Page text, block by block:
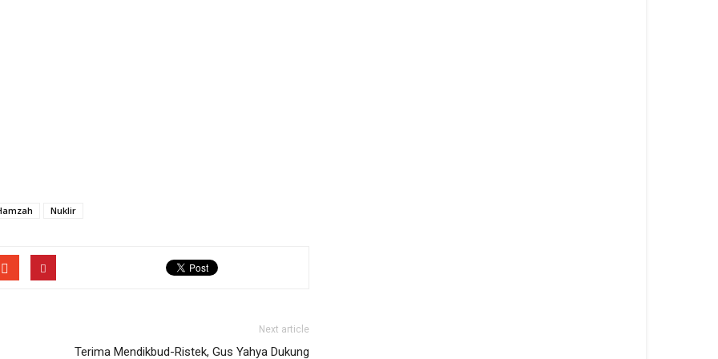
Nuklir
Next article
Terima Mendikbud-Ristek, Gus Yahya Dukung